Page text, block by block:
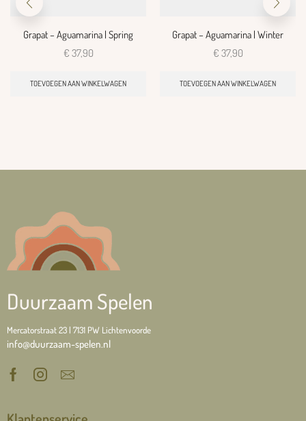
Grapat – Aguamarina | Spring
€ 37,90
TOEVOEGEN AAN WINKELWAGEN
Grapat – Aguamarina | Winter
€ 37,90
TOEVOEGEN AAN WINKELWAGEN
Duurzaam Spelen
Mercatorstraat 23 | 7131 PW Lichtenvoorde
info@duurzaam-spelen.nl